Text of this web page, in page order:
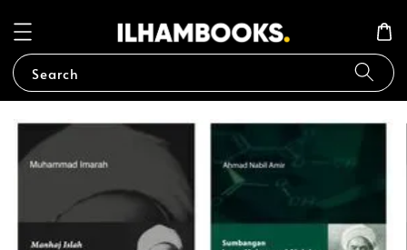
Search